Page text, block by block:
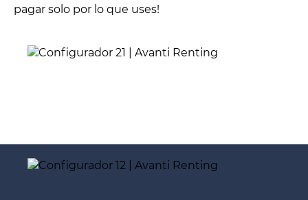
pagar solo por lo que uses!